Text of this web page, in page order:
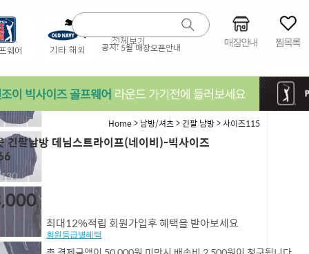
공지:5월 매장오픈안내 매장안내 찜목록
Home> 남방/셔츠> 긴팔 남방>사이즈115
긴팔남방 데님스트라이프(네이비)-빅사이즈
최대12%적립 회원가입후 혜택을 받아보세요
회원등급별혜택